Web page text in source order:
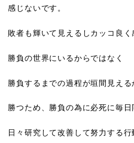
感じないです。
敗者も輝いて見えるしカッコ良く
勝負の世界にいるからではなく
勝負するまでの過程が垣間見える
勝つため、勝負の為に必死に毎日
日々研究して改善して努力する